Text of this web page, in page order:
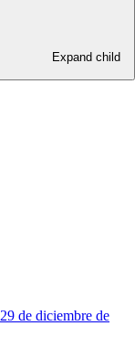
Expand child
29 de diciembre de